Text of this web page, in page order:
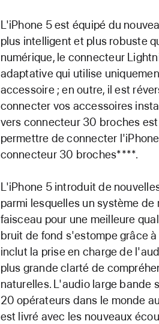
L'iPhone 5 est équipé du
plus intelligent et plus robuste
numérique, le connecteur
adaptative qui utilise
accessoire ; en outre, il est
connecter vos accessoires
vers connecteur 30 broches
permettre de connecter
connecteur 30 broches****.
L'iPhone 5 introduit de
parmi lesquelles un système
faisceau pour une meilleure
bruit de fond s'estompe grâce
inclut la prise en charge de
plus grande clarté de
naturelles. L'audio large bande
20 opérateurs dans le monde
est livré avec les nouveaux